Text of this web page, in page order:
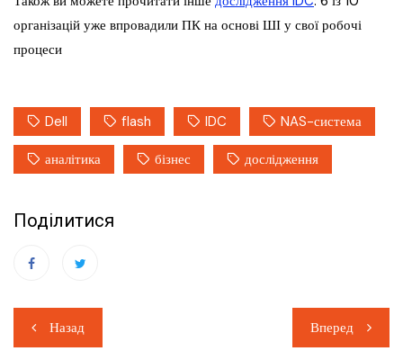
організацій уже впровадили ПК на основі ШІ у свої робочі
процеси
Dell flash IDC NAS-система
аналітика бізнес дослідження
Поділитися
Навігація
Назад Вперед